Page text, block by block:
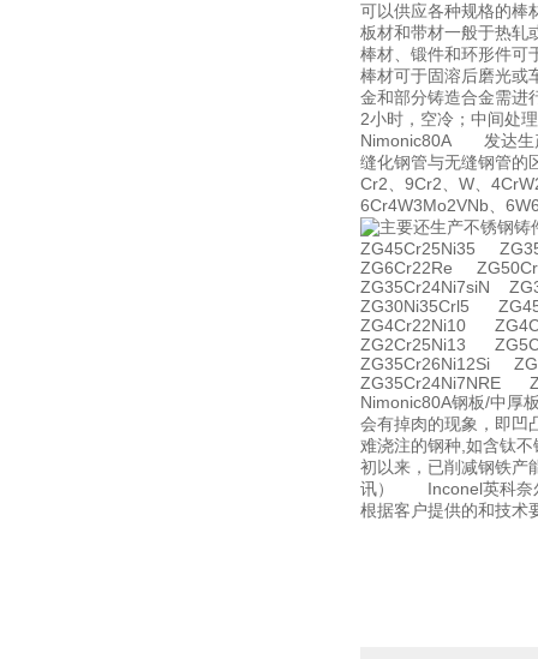
可以供应各种规格的棒
板材和带材一般于热轧
棒材、锻件和环形件可
棒材可于固溶后磨光
金和部分铸造合金需进
2小时，空冷；中间处
Nimonic80A 发达生产
缝化钢管与无缝钢管
Cr2、9Cr2、W、
6Cr4W3Mo2VNb、
主要还生产不锈钢铸
ZG45Cr25Ni35
ZG6Cr22Re
ZG35Cr24Ni7siN
ZG30Ni35Crl5
ZG4Cr22Ni10
ZG2Cr25Ni13
ZG35Cr26Ni12Si
ZG35Cr24Ni7NRE
Nimonic80A钢板/中厚
会有掉肉的现象，即
难浇注的钢种,如含钛
初以来，已削减钢铁产
讯） Inconel英科奈尔
根据客户提供的和技术